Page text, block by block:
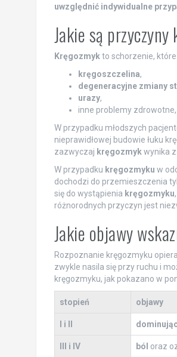
uwzględnić indywidualne
Jakie są
Kręgozmykto schorzenie, które
kręgoszczelina,
degeneracyjne zmiany
urazy,
inne problemy zdrowotne,
W przypadku młodszych
nieprawidłowej budowie łuku
zazwyczaj kręgozmykwynika z
W przypadku kręgozmyku w
dochodzi do przemieszczenia
się do wystąpienia kręgozmyku
różnorodnych przyczyn jest
Jakie objawy
Rozpoznanie kręgozmyku
zwykle nasila się przy ruchu i
kręgozmyku, jak pokazano w
stopień objawy
I i II
III i IV ból oraz